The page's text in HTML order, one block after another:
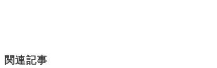
関連記事